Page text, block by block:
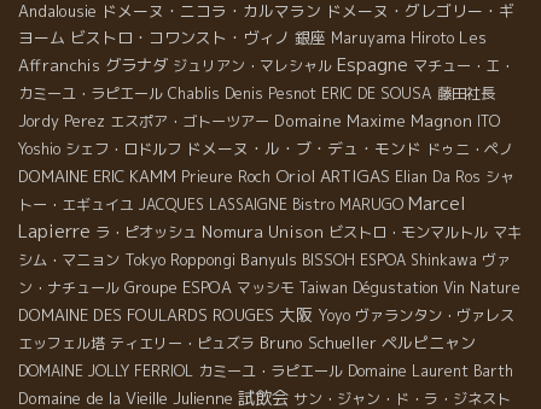
Andalousie ドメーヌ・ニコラ・カルマラン ドメーヌ・グレゴリー・ギ
ヨーム ビストロ・コワンスト・ヴィノ 銀座 Maruyama Hiroto Les
Affranchis グラナダ ジュリアン・マレシャル Espagne マチュー・エ・
カミーユ・ラピエール Chablis Denis Pesnot ERIC DE SOUSA 藤田社長
Jordy Perez エスポア・ゴトーツアー Domaine Maxime Magnon ITO
Yoshio シェフ・ロドルフ ドメーヌ・ル・ブ・デュ・モンド ドゥニ・ペノ
DOMAINE ERIC KAMM Prieure Roch Oriol ARTIGAS Elian Da Ros シャ
トー・エギュイユ JACQUES LASSAIGNE Bistro MARUGO Marcel
Lapierre ラ・ピオッシュ Nomura Unison ビストロ・モンマルトル マキ
シム・マニョン Tokyo Roppongi Banyuls BISSOH ESPOA Shinkawa ヴァ
ン・ナチュール Groupe ESPOA マッシモ Taiwan Dégustation Vin Nature
DOMAINE DES FOULARDS ROUGES 大阪 Yoyo ヴァランタン・ヴァレス
エッフェル塔 ティエリー・ピュズラ Bruno Schueller ペルピニャン
DOMAINE JOLLY FERRIOL カミーユ・ラピエール Domaine Laurent Barth
Domaine de la Vieille Julienne 試飲会 サン・ジャン・ド・ラ・ジネスト